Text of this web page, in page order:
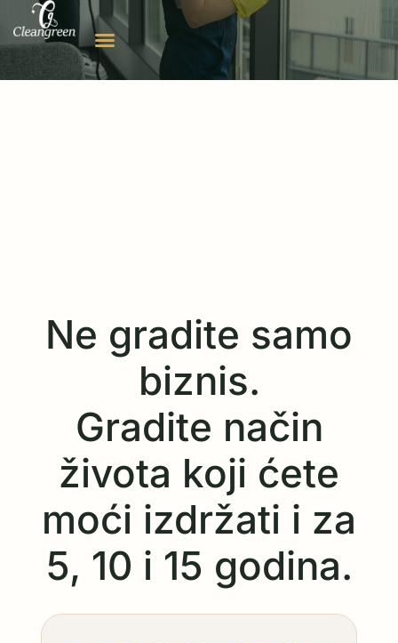
Ne gradite samo
biznis.
Gradite način
života koji ćete
moći izdržati i za
5, 10 i 15 godina.